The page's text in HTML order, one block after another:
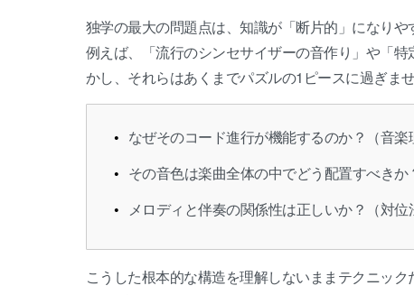
独学の最大の問題点は、知識が「断片的」になりや
例えば、「流行のシンセサイザーの音作り」や「
かし、それらはあくまでパズルの1ピースに過ぎませ
なぜそのコード進行が機能するのか？（音楽
その音色は楽曲全体の中でどう配置すべきか
メロディと伴奏の関係性は正しいか？（対位
こうした根本的な構造を理解しないままテクニッ